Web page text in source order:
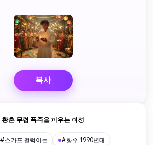
복사
황혼 무렵 폭죽을 피우는 여성
#스카프 펄럭이는 #향수 1990년대